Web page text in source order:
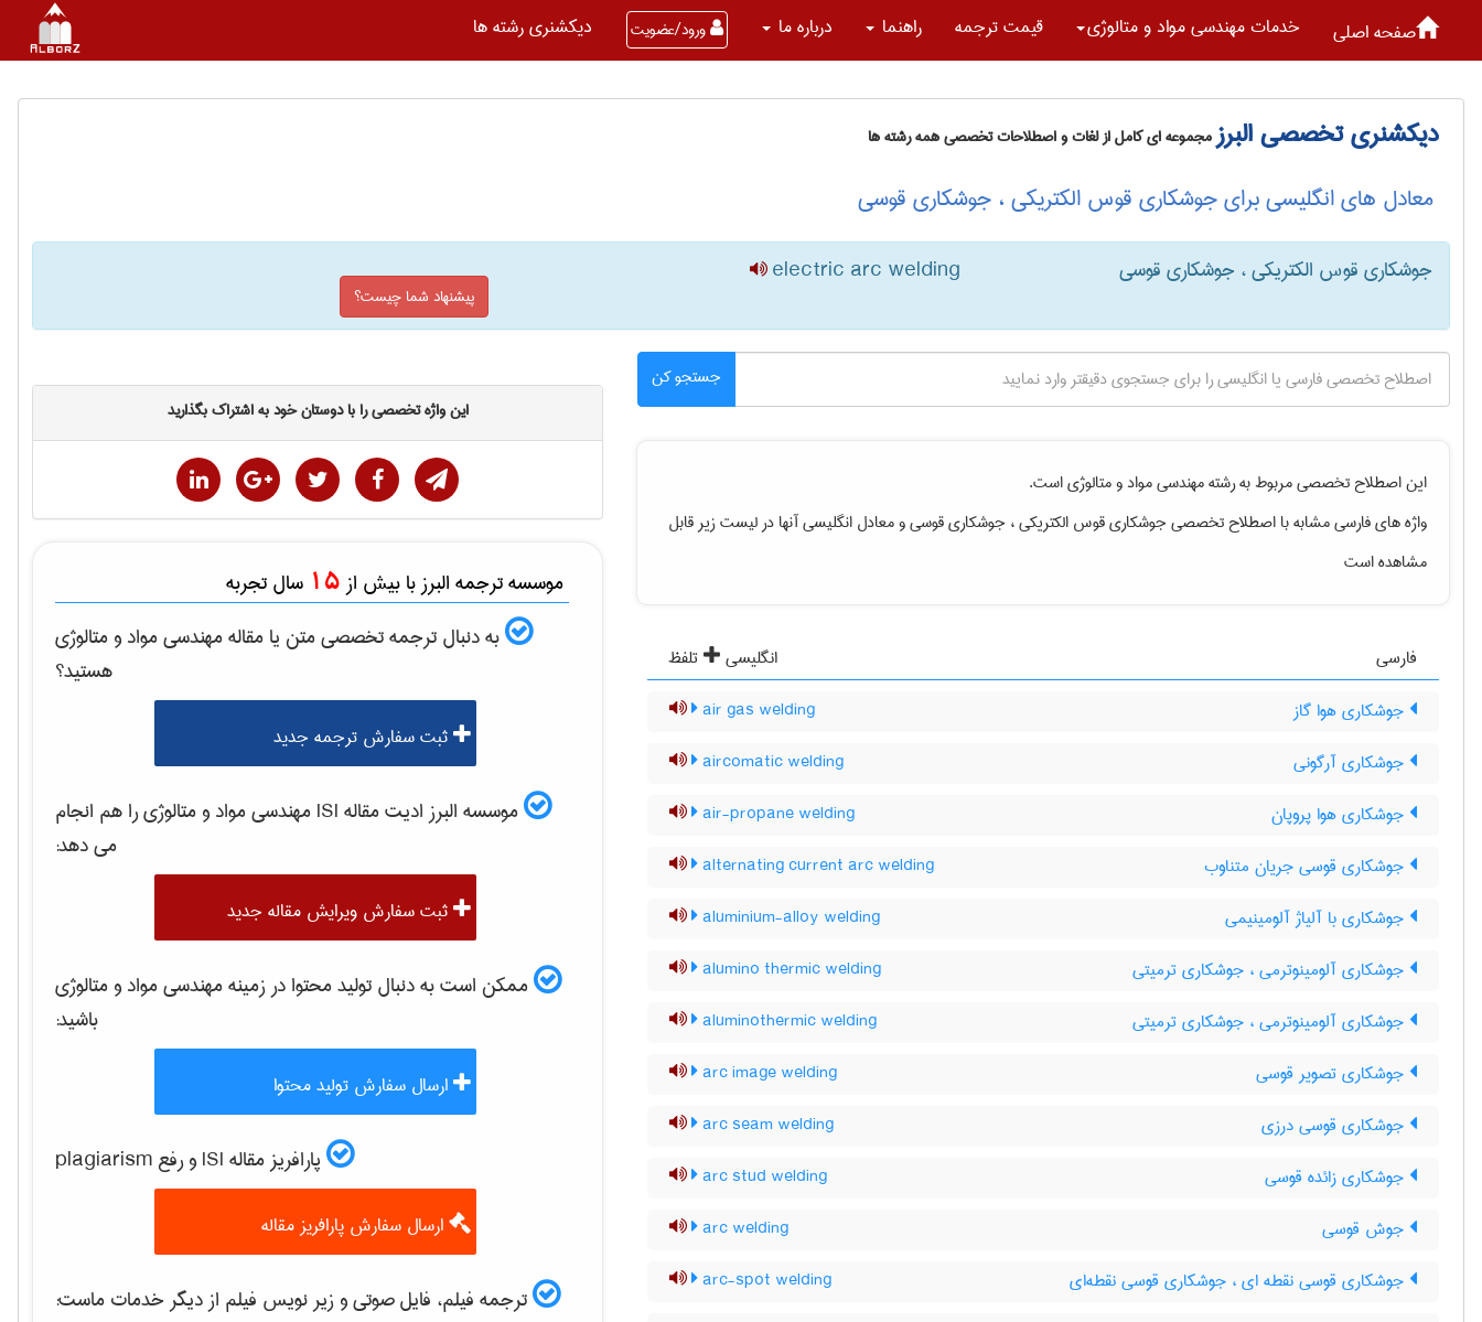
صفحه اصلی خدمات مهندسی مواد و متالوژی قیمت ترجمه راهنما درباره ما ورود/عضویت دیکشنری رشته ها
دیکشنری تخصصی البرزمجموعه ای کامل از لغات و اصطلاحات تخصصی همه رشته ها
معادل های انگلیسی برای جوشکاری قوس الکتریکی ، جوشکاری قوسی
جوشکاری قوس الکتریکی ، جوشکاری قوسی electric arc welding
پیشنهاد شما چیست؟
جستجو کن
این اصطلاح تخصصی مربوط به رشتهمهندسی مواد و متالوژیاست.
واژه های فارسی مشابه با اصطلاح تخصصیجوشکاری قوس الکتریکی ، جوشکاری قوسیو معادل انگلیسی آنها در لیست زیر قابل
مشاهده است
فارسی انگلیسی
تلفظ
جوشکاری هوا گاز
air gas welding
جوشکاری آرگونی aircomatic welding
جوشکاری هوا پروپان air-propane welding
جوشکاری قوسی جریان متناوب alternating current arc welding
جوشکاری با آلیاژ آلومینیمی aluminium-alloy welding
جوشکاری آلومینوترمی ، جوشکاری ترمیتی alumino thermic welding
جوشکاری آلومینوترمی ، جوشکاری ترمیتی aluminothermic welding
جوشکاری تصویر قوسی arc image welding
جوشکاری قوسی درزی arc seam welding
جوشکاری زائده قوسی arc stud welding
جوش قوسی arc welding
جوشکاری قوسی نقطه ای ، جوشکاری قوسی نقطه‌ای arc-spot welding
این واژه تخصصی را با دوستان خود به اشتراک بگذارید
موسسه ترجمه البرز با بیش از 15 سال تجربه
به دنبال ترجمه تخصصی متن یا مقالهمهندسی مواد و متالوژی
هستید؟
ثبت سفارش ترجمه جدید
موسسه البرز ادیت مقاله ISI مهندسی مواد و متالوژیرا هم انجام
می دهد:
ثبت سفارش ویرایش مقاله جدید
ممکن است به دنبال تولید محتوا در زمینهمهندسی مواد و متالوژی
باشید:
ارسال سفارش تولید محتوا
پارافریز مقاله ISI و رفع plagiarism
ارسال سفارش پارافریز مقاله
ترجمه فیلم، فایل صوتی و زیر نویس فیلم از دیگر خدمات ماست: